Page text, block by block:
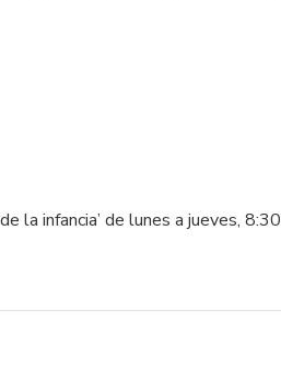
la infancia’ de lunes a jueves,